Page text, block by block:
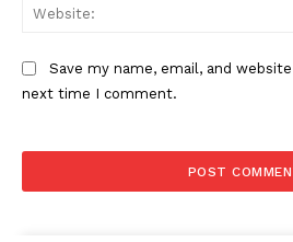
Save my name, email, and
next time I comment.